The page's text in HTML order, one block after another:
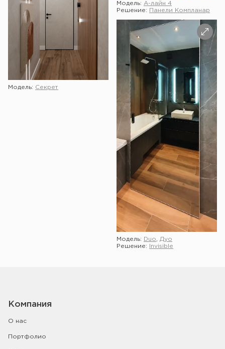
Модель: Секрет
Модель: А-лайн 4
Решение:
Панели Компланар
Модель: Duo
Дуо
Решение:
Invisible
Компания
О нас
Портфолио